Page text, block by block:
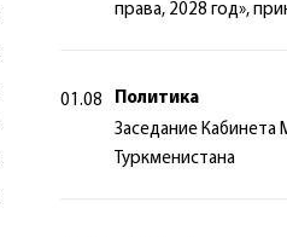
права, 2028 год»,
01.08
Политика
Заседание Кабинета
Туркменистана